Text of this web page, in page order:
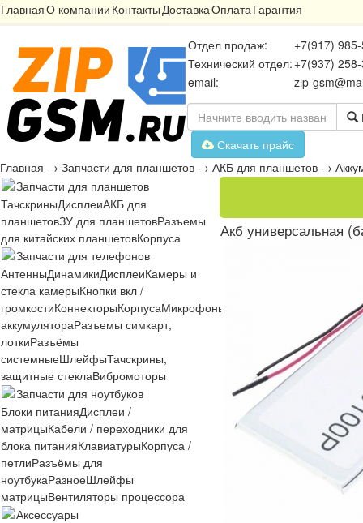
ГлавнаяО компании КонтактыДоставкаОплатаГарантия
Отдел продаж:
+7(917)
Технический отдел: +7(937)
email:
zip-
Скачать прайс
Главная → Запчасти для планшетов → АКБ для планшетов →
Запчасти для планшетов
ТачскриныДисплеиАКБ для
планшетовЗУ для планшетовРазъемы
для китайских планшетовКорпуса
Запчасти для телефонов
АнтенныДинамикиДисплеиКамеры и
стекла камерыКнопки вкл /
громкостиКоннекторыКорпусаМикрофоны
аккумулятораРазъемы симкарт,
лоткиРазъёмы
системныеШлейфыТачскрины,
защитные стеклаВибромоторы
Запчасти для ноутбуков
Блоки питанияДисплеи /
матрицыКабели / переходники для
блока питанияКлавиатурыКорпуса /
петлиРазъёмы для
ноутбукаРазноеШлейфы
матрицыВентиляторы процессора
Аксессуары
Акб универсальная